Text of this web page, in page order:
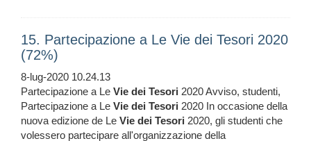
15. Partecipazione a Le Vie dei Tesori 2020
(72%)
8-lug-2020 10.24.13
Partecipazione a Le Vie dei Tesori 2020 Avviso, studenti,
Partecipazione a Le Vie dei Tesori 2020 In occasione della
nuova edizione de Le Vie dei Tesori 2020, gli studenti che
volessero partecipare all'organizzazione della